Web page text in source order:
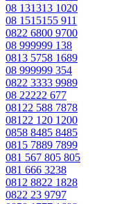
08 131313 1020
08 1515155 911
0822 6800 9700
08 999999 138
0813 5758 1689
08 999999 354
0822 3333 9989
08 22222 677
08122 588 7878
08122 120 1200
0858 8485 8485
0815 7889 7899
081 567 805 805
081 666 3238
0812 8822 1828
0822 23 9797